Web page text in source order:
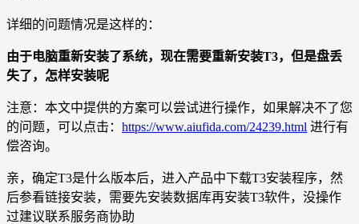
详细的问题情况是这样的：
由于电脑重新安装了系统，现在需要重新安装T3，但是盘丢
失了，怎样安装呢
注意：本文中提供的方案可以尝试进行操作，如果解决不了您
的问题，可以点击： https://www.aiufida.com/24239.html 进行有
偿咨询。
亲，确定T3是什么版本后，进入产品中下载T3安装程序，然
后参看链接安装，需要先安装数据库再安装T3软件，没操作
过建议联系服务商协助